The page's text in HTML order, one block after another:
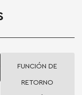
FUNCIÓN DE
RETORNO